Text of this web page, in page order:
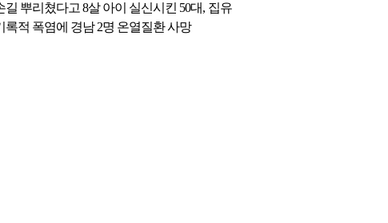
길 뿌리쳤다고 8살 아이 실신시킨 50대, 집유
록적 폭염에 경남 2명 온열질환 사망